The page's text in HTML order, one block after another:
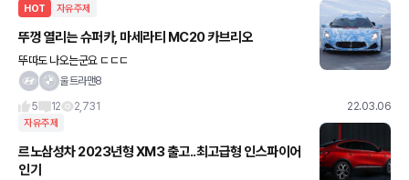
HOT 자유주제
뚜껑 열리는 슈퍼카, 마세라티 MC20 카브리오
뚜따도 나오는군요 ㄷㄷㄷ
울트라맨8
5
12 2,731 22.03.06
자유주제
르노삼성차 2023년형 XM3 출고..최고급형 인스파이어
인기